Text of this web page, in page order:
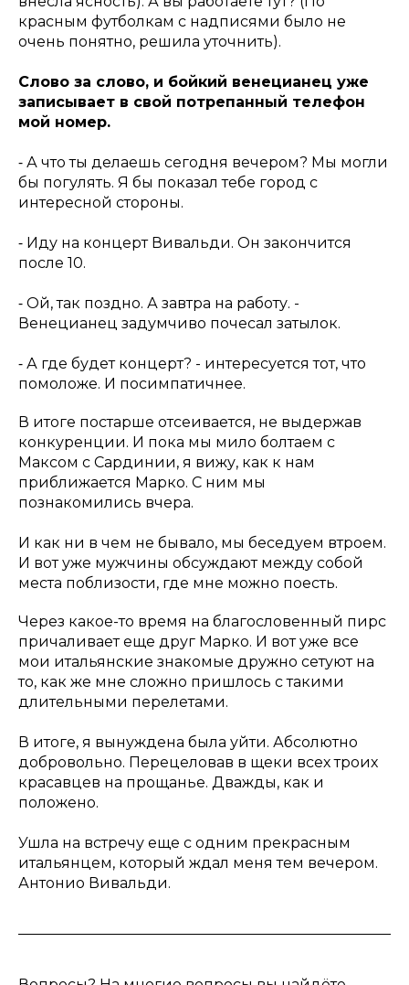
красным футболкам с надписями было не
очень понятно, решила уточнить).
Слово за слово, и бойкий венецианец уже
записывает в свой потрепанный телефон
мой номер.
⁃ А что ты делаешь сегодня вечером? Мы могли
бы погулять. Я бы показал тебе город с
интересной стороны.
⁃ Иду на концерт Вивальди. Он закончится
после 10.
⁃ Ой, так поздно. А завтра на работу. -
Венецианец задумчиво почесал затылок.
⁃ А где будет концерт? - интересуется тот, что
помоложе. И посимпатичнее.
В итоге постарше отсеивается, не выдержав
конкуренции. И пока мы мило болтаем с
Максом с Сардинии, я вижу, как к нам
приближается Марко. С ним мы
познакомились вчера.
И как ни в чем не бывало, мы беседуем втроем.
И вот уже мужчины обсуждают между собой
места поблизости, где мне можно поесть.
Через какое-то время на благословенный пирс
причаливает еще друг Марко. И вот уже все
мои итальянские знакомые дружно сетуют на
то, как же мне сложно пришлось с такими
длительными перелетами.
В итоге, я вынуждена была уйти. Абсолютно
добровольно. Перецеловав в щеки всех троих
красавцев на прощанье. Дважды, как и
положено.
Ушла на встречу еще с одним прекрасным
итальянцем, который ждал меня тем вечером.
Антонио Вивальди.